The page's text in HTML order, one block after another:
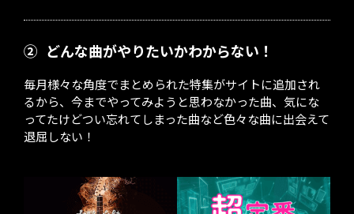
② どんな曲がやりたいかわからない！
毎月様々な角度でまとめられた特集がサイトに追加され
るから、今までやってみようと思わなかった曲、気にな
ってたけどつい忘れてしまった曲など色々な曲に出会えて
退屈しない！